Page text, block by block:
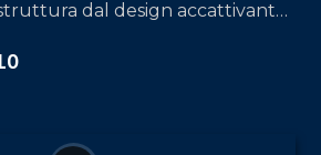
dal design accattivante,
- raccontano la propria